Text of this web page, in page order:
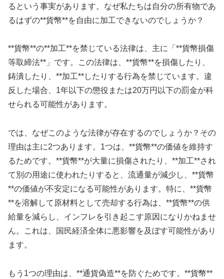
るという事実があります。なぜ私たちは自分の所有物であ
るはずの**貨幣**を自由に加工できないのでしょうか？
**貨幣**の**加工**を禁じている法律は、主に「**貨幣損傷
等取締法**」です。この法律は、**貨幣**を損傷したり、
鋳潰したり、**加工**したりする行為を禁じています。違
反した場合、1年以下の懲役または20万円以下の罰金が科
せられる可能性があります。
では、なぜこのような法律が存在するのでしょうか？その
理由は主に2つあります。1つは、**貨幣**の価値を維持す
るためです。**貨幣**が大量に損傷されたり、**加工**され
て別の用途に使われたりすると、流通量が減少し、**貨幣
**の価値が不安定になる可能性があります。特に、**貨幣
**を溶解して原材料として売却する行為は、**貨幣**の供
給量を減らし、インフレを引き起こす原因になりかねませ
ん。これは、国民経済全体に悪影響を及ぼす可能性があり
ます。
もう1つの理由は、**通貨偽造**を防ぐためです。**貨幣**